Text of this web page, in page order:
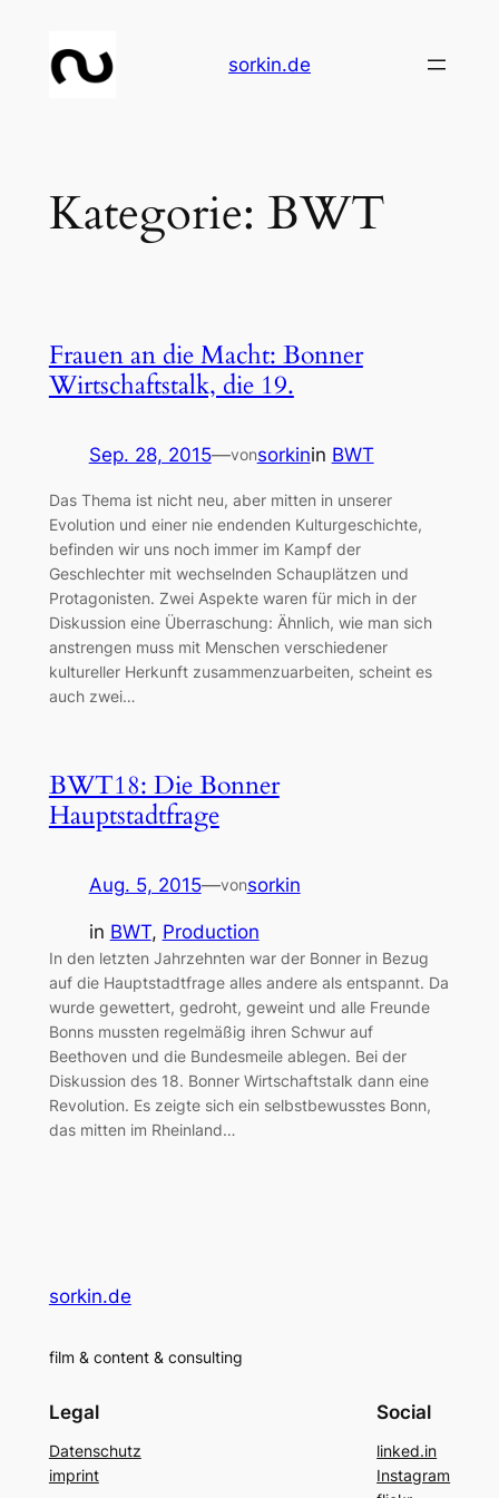
Inhalt
springen
sorkin.de
Kategorie: BWT
Frauen an die Macht: Bonner
Wirtschaftstalk, die 19.
Sep. 28, 2015—vonsorkinin BWT
Das Thema ist nicht neu, aber mitten in unserer
Evolution und einer nie endenden Kulturgeschichte,
befinden wir uns noch immer im Kampf der
Geschlechter mit wechselnden Schauplätzen und
Protagonisten. Zwei Aspekte waren für mich in der
Diskussion eine Überraschung: Ähnlich, wie man sich
anstrengen muss mit Menschen verschiedener
kultureller Herkunft zusammenzuarbeiten, scheint es
auch zwei…
BWT18: Die Bonner
Hauptstadtfrage
Aug. 5, 2015—vonsorkin
in BWT, Production
In den letzten Jahrzehnten war der Bonner in Bezug
auf die Hauptstadtfrage alles andere als entspannt. Da
wurde gewettert, gedroht, geweint und alle Freunde
Bonns mussten regelmäßig ihren Schwur auf
Beethoven und die Bundesmeile ablegen. Bei der
Diskussion des 18. Bonner Wirtschaftstalk dann eine
Revolution. Es zeigte sich ein selbstbewusstes Bonn,
das mitten im Rheinland…
sorkin.de
film & content & consulting
Legal
Datenschutz
imprint
Social
linked.in
Instagram